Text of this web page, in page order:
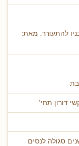
להתעורר. מאת:
דורון תחי'
סגולה לנסים